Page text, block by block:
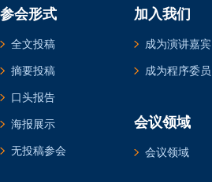
参会形式
全文投稿
摘要投稿
口头报告
海报展示
无投稿参会
加入我们
成为演讲嘉宾
成为程序委员
会议领域
会议领域